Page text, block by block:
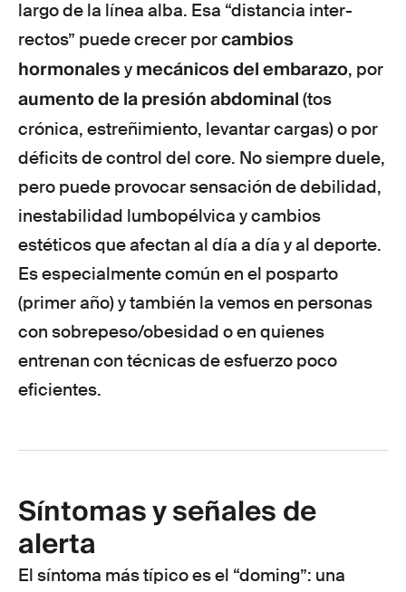
largo de la línea alba. Esa “distancia inter-
rectos” puede crecer porcambios
hormonales y mecánicos del embarazo, por
aumento de la presión abdominal (tos
crónica, estreñimiento, levantar cargas) o por
déficits de control del core. No siempre duele,
pero puede provocar sensación de debilidad,
inestabilidad lumbopélvica y cambios
estéticos que afectan al día a día y al deporte.
Es especialmente común en el posparto
(primer año) y también la vemos en personas
con sobrepeso/obesidad o en quienes
entrenan con técnicas de esfuerzo poco
eficientes.
Síntomas y señales de
alerta
El síntoma más típico es el “doming”: una